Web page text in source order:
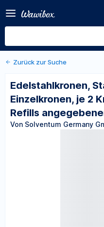
Set 96 Einzelkronen, je 2
Kronen aller bei den Refills
Von Solventum Germany GmbH
Zurück zur Suche
Edelstahlkronen,
Einzelkronen, je 2
Refills
Von Solventum Germany